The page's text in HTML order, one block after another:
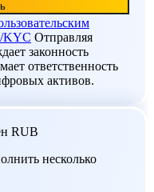
KYC Отправляя
законность
ответственность
активов.
RUB
несколько